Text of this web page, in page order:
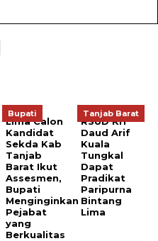
Bupati
Lima Calon
Kandidat
Sekda Kab
Tanjab
Barat Ikut
Assesmen,
Bupati
Menginginkan
Pejabat
yang
Berkualitas
Tanjab Barat
RSUD KH
Daud Arif
Kuala
Tungkal
Dapat
Pradikat
Paripurna
Bintang
Lima